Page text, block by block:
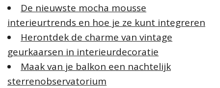
De nieuwste mocha mousse
interieurtrends en hoe je ze kunt integreren
Herontdek de charme van vintage
geurkaarsen in interieurdecoratie
Maak van je balkon een nachtelijk
sterrenobservatorium